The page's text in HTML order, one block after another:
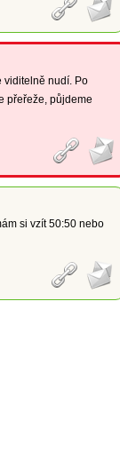
viditelně nudí. Po
přeřeže, půjdeme
si vzít 50:50 nebo